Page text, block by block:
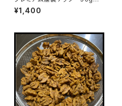
り（袋）
¥1,400